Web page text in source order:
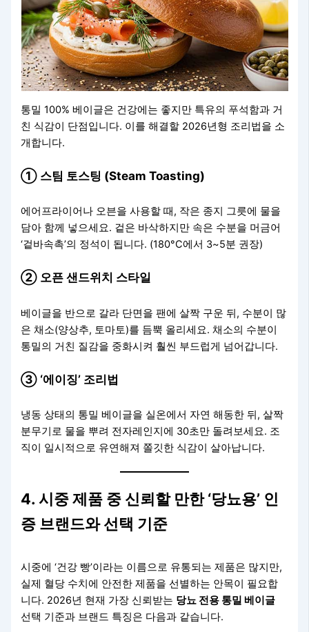
통밀 100% 베이글은 건강에는 좋지만 특유의 푸석함과 거
친 식감이 단점입니다. 이를 해결할 2026년형 조리법을 소
개합니다.
① 스팀 토스팅 (Steam Toasting)
에어프라이어나 오븐을 사용할 때, 작은 종지 그릇에 물을
담아 함께 넣으세요. 겉은 바삭하지만 속은 수분을 머금어
‘겉바속촉’의 정석이 됩니다. (180°C에서 3~5분 권장)
② 오픈 샌드위치 스타일
베이글을 반으로 갈라 단면을 팬에 살짝 구운 뒤, 수분이 많
은 채소(양상추, 토마토)를 듬뿍 올리세요. 채소의 수분이
통밀의 거친 질감을 중화시켜 훨씬 부드럽게 넘어갑니다.
③ ‘에이징’ 조리법
냉동 상태의 통밀 베이글을 실온에서 자연 해동한 뒤, 살짝
분무기로 물을 뿌려 전자레인지에 30초만 돌려보세요. 조
직이 일시적으로 유연해져 쫄깃한 식감이 살아납니다.
4. 시중 제품 중 신뢰할 만한 ‘당뇨용’ 인
증 브랜드와 선택 기준
시중에 ‘건강 빵’이라는 이름으로 유통되는 제품은 많지만,
실제 혈당 수치에 안전한 제품을 선별하는 안목이 필요합
니다. 2026년 현재 가장 신뢰받는 당뇨 전용 통밀 베이글
선택 기준과 브랜드 특징은 다음과 같습니다.